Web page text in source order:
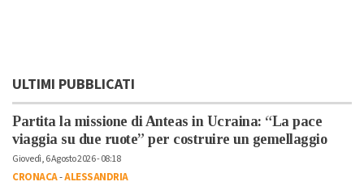
ULTIMI PUBBLICATI
Partita la missione di Anteas in Ucraina: “La pace
viaggia su due ruote” per costruire un gemellaggio
Giovedì, 6 Agosto 2026 - 08:18
CRONACA-ALESSANDRIA